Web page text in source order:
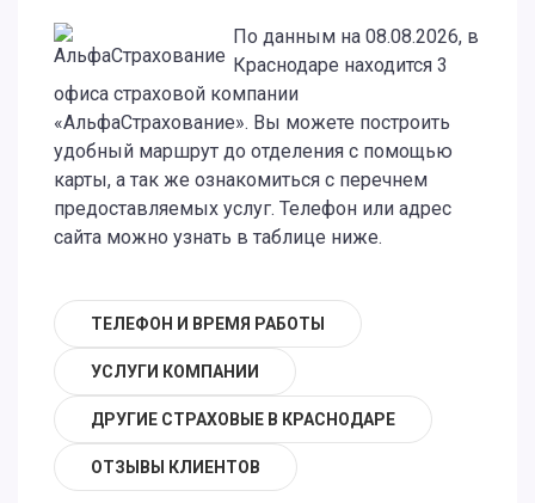
По данным на 08.08.2026, в
Краснодаре находится 3
офиса страховой компании
«АльфаСтрахование». Вы можете построить
удобный маршрут до отделения с помощью
карты, а так же ознакомиться с перечнем
предоставляемых услуг. Телефон или адрес
сайта можно узнать в таблице ниже.
ТЕЛЕФОН И ВРЕМЯ РАБОТЫ
УСЛУГИ КОМПАНИИ
ДРУГИЕ СТРАХОВЫЕ В КРАСНОДАРЕ
ОТЗЫВЫ КЛИЕНТОВ